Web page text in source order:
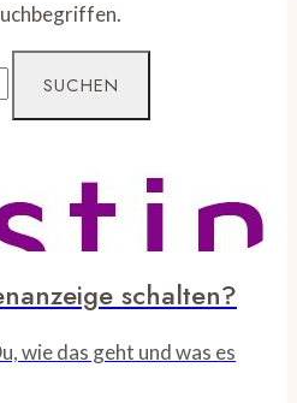
schalten?
wie das geht und was es